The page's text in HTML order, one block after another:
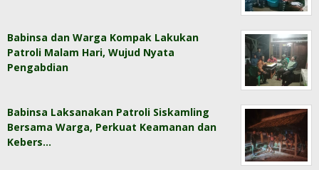
Babinsa dan Warga Kompak Lakukan
Patroli Malam Hari, Wujud Nyata
Pengabdian
Babinsa Laksanakan Patroli Siskamling
Bersama Warga, Perkuat Keamanan dan
Kebers…